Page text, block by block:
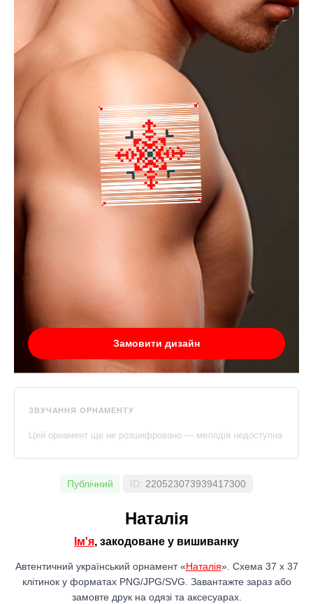
Замовити дизайн
ЗВУЧАННЯ ОРНАМЕНТУ
Цей орнамент ще не розшифровано — мелодія недоступна
Публічний ID: 220523073939417300
Наталія
Ім'я, закодоване у вишиванку
Автентичний український орнамент «Наталія». Схема 37 x 37
клітинок у форматах PNG/JPG/SVG. Завантажте зараз або
замовте друк на одязі та аксесуарах.